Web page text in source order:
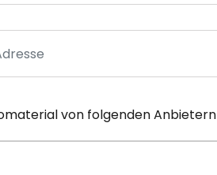
von folgenden Anbietern